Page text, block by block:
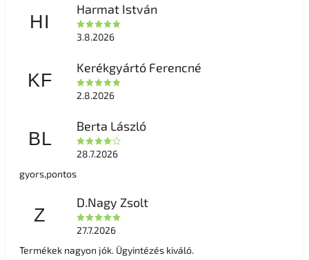
HI
Harmat István
3.8.2026
KF
Kerékgyártó Ferencné
2.8.2026
BL
Berta László
28.7.2026
gyors,pontos
Z
D.Nagy Zsolt
27.7.2026
Termékek nagyon jók. Ügyintézés kiváló.